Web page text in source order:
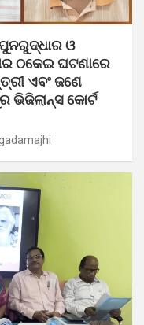
ଓ
ଠକେଇ ଘଟଣାରେ
ଏବଂ ଜଣେ
କୋର୍ଟ